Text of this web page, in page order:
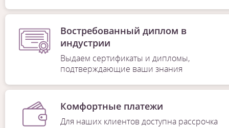
Востребованный диплом в
индустрии
Выдаем сертификаты и дипломы,
подтверждающие ваши знания
Комфортные платежи
Для наших клиентов доступна рассрочка